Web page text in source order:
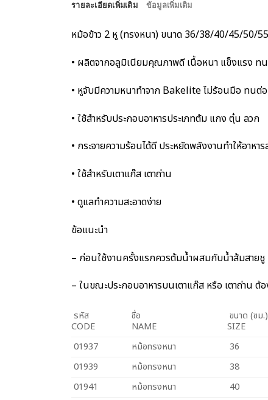
รายละเอียดเพิ่มเติม ข้อมูลเพิ่มเติม
หม้อข้าว 2 หู (ทรงหนา) ขนาด 36/38/40/45/50/
• ผลิตจากอลูมิเนียมคุณภาพดี เนื้อหนา แข็งแรง ท
• หูจับมีความหนาทำจาก Bakelite ไม่ร้อนมือ ทนต่
• ใช้สำหรับประกอบอาหารประเภทต้ม แกง ตุ๋น ลวก
• กระจายความร้อนได้ดี ประหยัดพลังงานทำให้อาหาร
• ใช้สำหรับเตาแก๊ส เตาถ่าน
• ดูแลทำความสะอาดง่าย
ข้อแนะนำ
– ก่อนใช้งานครั้งแรกควรต้มน้ำผสมกับน้ำส้มสายชู
– ในขณะประกอบอาหารบนเตาแก๊ส หรือ เตาถ่าน
รหัส
CODE
ชื่อ
NAME
ขนาด (ซม.)
SIZE
01937
หม้อทรงหนา 36
01939
หม้อทรงหนา 38
01941
หม้อทรงหนา 40